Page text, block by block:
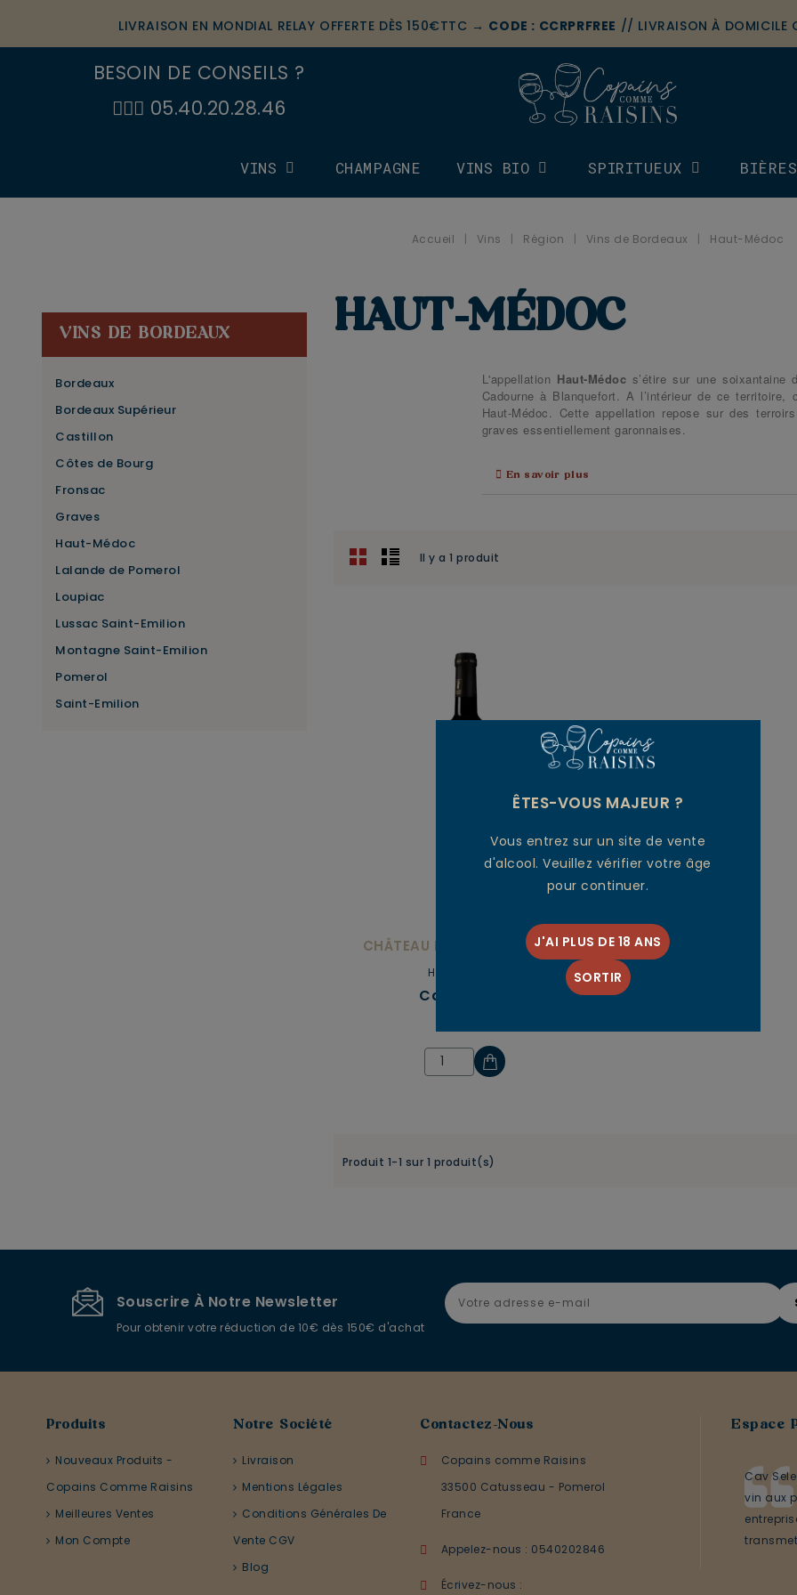
LIVRAISON EN MONDIAL RELAY OFFERTE DÈS 150€TTC → CODE : CCRPRFREE // LIVRAISON À
BESOIN DE CONSEILS ?
🙋🏼‍♂️ 05.40.20.28.46
VINS CHAMPAGNE VINS BIO SPIRITUEUX BIÈRES
Accueil Vins Région Vins de Bordeaux Haut-Médoc
VINS DE BORDEAUX
Bordeaux
Bordeaux Supérieur
Castillon
Côtes de Bourg
Fronsac
Graves
Haut-Médoc
Lalande de Pomerol
Loupiac
Lussac Saint-Emilion
Montagne Saint-Emilion
Pomerol
Saint-Emilion
HAUT-MÉDOC
L'appellation Haut-Médoc s’étire sur une
Cadourne à Blanquefort. A l’intérieur de ce
Haut-Médoc. Cette appellation repose sur des
graves essentiellement garonnaises.
En savoir plus
Il y a 1 produit
CHÂTEAU LA FON DU BERGER
Haut-Médoc
Cante L'Âne
Produit 1-1 sur 1 produit(s)
Souscrire À Notre Newsletter
Pour obtenir votre réduction de 10€ dès 150€ d'achat
Produits
Nouveaux Produits -
Copains Comme Raisins
Meilleures Ventes
Mon Compte
Notre Société
Livraison
Mentions Légales
Conditions Générales De
Vente CGV
Blog
Contactez-Nous
Copains comme Raisins
33500 Catusseau - Pomerol
France
Appelez-nous : 0540202846
Écrivez-nous :
Espace
Cav
vin aux
ÊTES-VOUS MAJEUR ?
Vous entrez sur un site de vente
d'alcool. Veuillez vérifier votre âge
pour continuer.
J'AI PLUS DE 18 ANS
SORTIR